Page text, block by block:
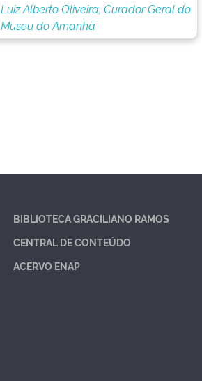
Luiz Alberto Oliveira, Curador Geral do
Museu do Amanhã
BIBLIOTECA GRACILIANO RAMOS
CENTRAL DE CONTEÚDO
ACERVO ENAP